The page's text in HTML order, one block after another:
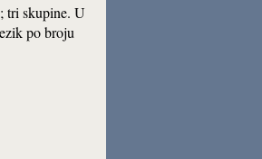
tri skupine. U
po broju